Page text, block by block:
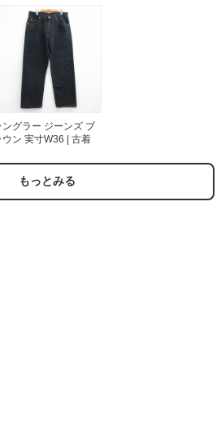
ングラー ジーンズ ブ
ウン 実寸W36 | 古着
もっとみる